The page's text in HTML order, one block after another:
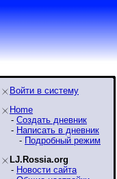
Войти в систему
Home
- Создать дневник
- Написать в дневник
- Подробный режим
LJ.Rossia.org
- Новости сайта